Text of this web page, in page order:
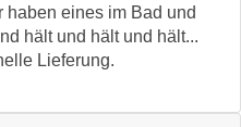
haben eines im Bad und
hält und hält und hält...
Lieferung.